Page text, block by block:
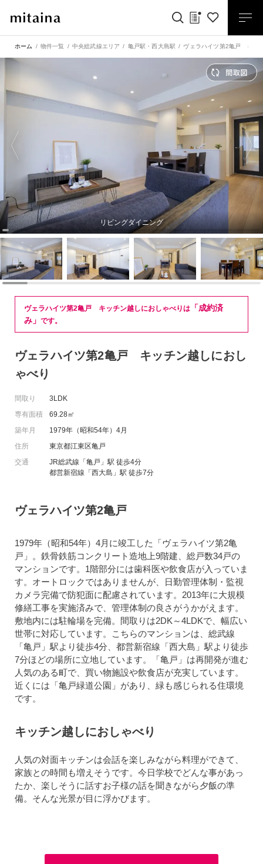
ホーム 物件一覧 中央総武線エリア 亀戸駅 ・西大島駅 ヴェラハイツ第2亀戸 キッ
リビングダイニング
ヴェラハイツ第2亀戸 キッチン越しにおしゃべりは 「成約済
み」 です。
ヴェラハイツ第2亀戸 キッチン越しにおし
ゃべり
間取り
3LDK
専有面積
69.28㎡
築年月
1979年（昭和54年）4月
住所
東京都江東区亀戸
交通
JR総武線「亀戸」駅 徒歩4分
都営新宿線「西大島」駅 徒歩7分
ヴェラハイツ第2亀戸
1979年（昭和54年）4月に竣工した「ヴェラハイツ第2亀
戸」。鉄骨鉄筋コンクリート造地上9階建、総戸数34戸の
マンションです。1階部分には歯科医や飲食店が入っていま
す。オートロックではありませんが、日勤管理体制・監視
カメラ完備で防犯面に配慮されています。2013年に大規模
修繕工事を実施済みで、管理体制の良さがうかがえます。
敷地内には駐輪場を完備。間取りは2DK～4LDKで、幅広い
世帯に対応しています。こちらのマンションは、総武線
「亀戸」駅より徒歩4分、都営新宿線「西大島」駅より徒歩
7分ほどの場所に立地しています。「亀戸」は再開発が進む
人気のある町で、買い物施設や飲食店が充実しています。
近くには「亀戸緑道公園」があり、緑も感じられる住環境
です。
キッチン越しにおしゃべり
人気の対面キッチンは会話を楽しみながら料理ができて、
家族との時間も増えそうです。今日学校でどんな事があっ
たか、楽しそうに話すお子様の話を聞きながら夕飯の準
備。そんな光景が目に浮かびます。